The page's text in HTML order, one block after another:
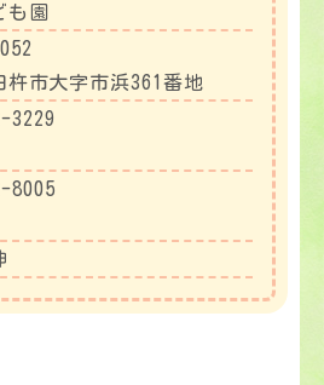
も園
杵市大字市浜361番地
3229
8005